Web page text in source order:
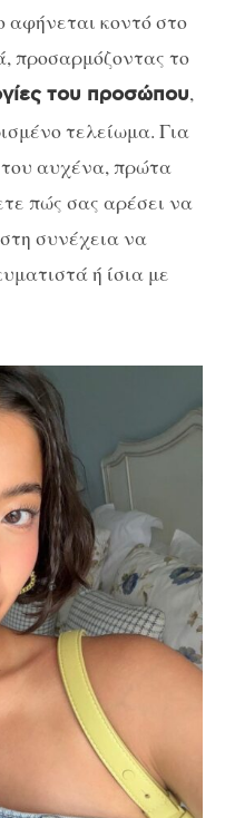
αφήνεται κοντό στο
προσαρμόζοντας το
του προσώπου,
τελείωμα. Για
αυχένα, πρώτα
πώς σας αρέσει να
συνέχεια να
ή ίσια με